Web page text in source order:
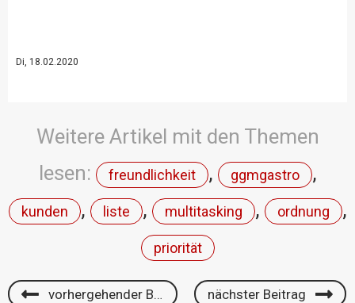
Di, 18.02.2020
Weitere Artikel mit den Themen
lesen:
freundlichkeit , ggmgastro ,
kunden , liste , multitasking , ordnung ,
priorität
vorhergehender Beitrag nächster Beitrag